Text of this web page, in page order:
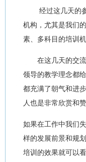
经过这几天的
机构，尤其是我们
素、多科目的培训
在这几天的交流
领导的教学理念都
都充满了朝气和进
人也是非常欣赏和
如果在工作中我们
样的发展前景和规
培训的效果就可以